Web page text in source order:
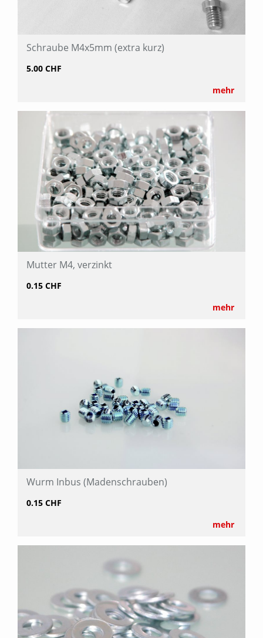
Schraube M4x5mm (extra kurz)
5.00 CHF
mehr
Mutter M4, verzinkt
0.15 CHF
mehr
Wurm Inbus (Madenschrauben)
0.15 CHF
mehr